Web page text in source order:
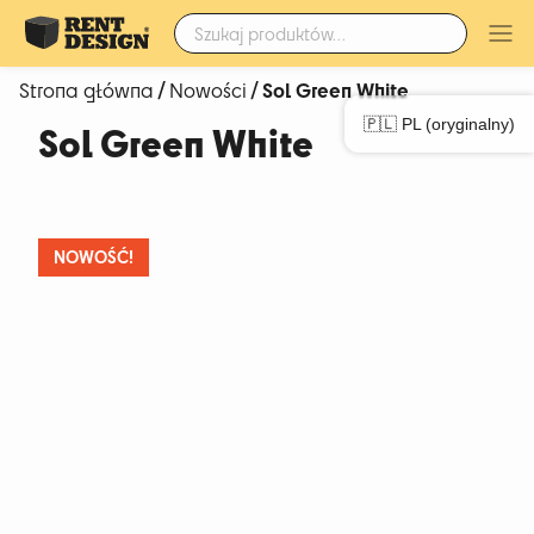
Szukaj:
🇵🇱 PL (oryginalny)
Strona główna/Nowości/ Sol Green White
Sol Green White
NOWOŚĆ!